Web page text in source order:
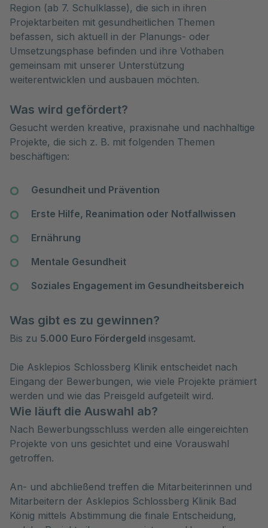
Region (ab 7. Schulklasse), die sich in ihren
Projektarbeiten mit gesundheitlichen Themen
befassen, sich aktuell in der Planungs- oder
Umsetzungsphase befinden und ihre Vothaben
gemeinsam mit unserer Unterstützung
weiterentwicklen und ausbauen möchten.
Was wird gefördert?
Gesucht werden kreative, praxisnahe und nachhaltige
Projekte, die sich z. B. mit folgenden Themen
beschäftigen:
Gesundheit und Prävention
Erste Hilfe, Reanimation oder Notfallwissen
Ernährung
Mentale Gesundheit
Soziales Engagement im Gesundheitsbereich
Was gibt es zu gewinnen?
Bis zu 5.000 Euro Fördergeld insgesamt.
Die Asklepios Schlossberg Klinik entscheidet nach
Eingang der Bewerbungen, wie viele Projekte prämiert
werden und wie das Preisgeld aufgeteilt wird.
Wie läuft die Auswahl ab?
Nach Bewerbungsschluss werden alle eingereichten
Projekte von uns gesichtet und eine Vorauswahl
getroffen.
An- und abchließend treffen die Mitarbeiterinnen und
Mitarbeitern der Asklepios Schlossberg Klinik Bad
König mittels Abstimmung die finale Entscheidung,